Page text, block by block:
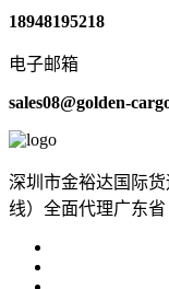
18948195218
电子邮箱
sales08@golden-
深圳市金裕达国际
线）全面代理广东